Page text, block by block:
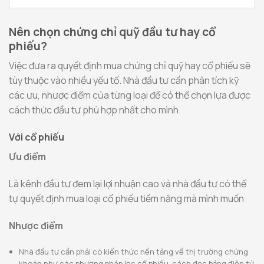
Nên chọn chứng chỉ quỹ đầu tư hay cổ
phiếu?
Việc đưa ra quyết định mua chứng chỉ quỹ hay cổ phiếu sẽ
tùy thuộc vào nhiều yếu tố. Nhà đầu tư cần phân tích kỹ
các ưu, nhược điểm của từng loại để có thể chọn lựa được
cách thức đầu tư phù hợp nhất cho mình.
Với cổ phiếu
Ưu điểm
Là kênh đầu tư đem lại lợi nhuận cao và nhà đầu tư có thể
tự quyết định mua loại cổ phiếu tiềm năng mà mình muốn
Nhược điểm
Nhà đầu tư cần phải có kiến thức nền tảng về thị trường chứng